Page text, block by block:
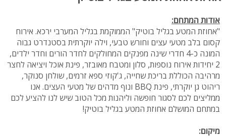
אודות המתחם:
"אחוזת המטע בגליל בוטיק" הממוקמת בגליל המערבי ירכא. אירוח
קסום בלב מטעי עצים וחורש טבעי, וילה יוקרתית בסטנדרט גבוה
המונה כ-4 חדרי שינה מפנקים המחולקים לחדר הורים וחדר ילדים,
2 יחידות אירוח נוספות, סלון ומטבח מאובזר, פינת אוכל ויציאה לחצר
מרהיבה הכוללת בריכת שחייה, ג'קוזי ספא זרמים, שולחן סנוקר,
ריהוט גן יוקרתי, פינת BBQ ונוף מדהים של מטעי העצים. אנו
ממליצים לכם לסגור חופשה וליהנות מכל הטוב שיש לנו להציע לכם
במתחם המושלם אחוזת המטע בגליל בוטיק!
מיקום: